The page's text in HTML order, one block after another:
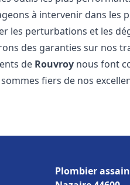
à intervenir dans les
les perturbations et les
des garanties sur nos
de Rouvroy nous font
fiers de nos
Plombier